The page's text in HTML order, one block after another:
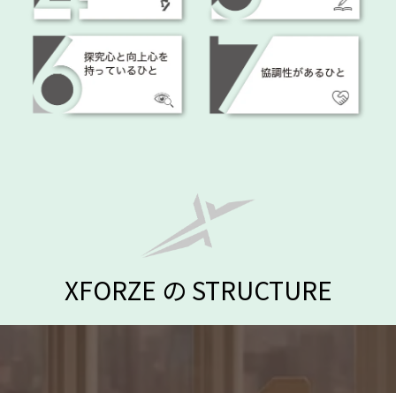
XFORZE の STRUCTURE